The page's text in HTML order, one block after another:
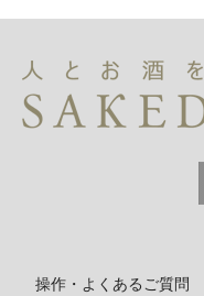
操作・よくあるご質問